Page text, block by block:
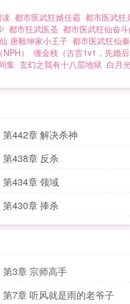
都市医武狂婿任霸 都市医武
都市狂武医圣 都市医武狂仙奋
唐毅坤家小王子 都市医武狂仙
）
缠金枝（古言1v1，先婚
集 玄幻之我有十八层地狱 白月
第442章 解决杀神
第438章 反杀
第434章 领域
第430章 捧杀
第3章 宗师高手
第7章 听风就是雨的老爷子